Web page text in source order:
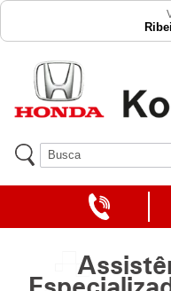
Canal
TELEFONE
DA